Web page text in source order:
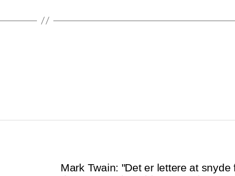
Mark Twain: "Det er lettere at